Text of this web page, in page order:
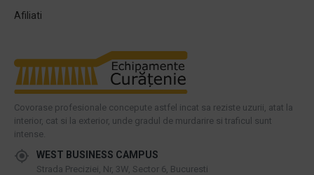
Afiliati
Covorase profesionale concepute astfel incat sa reziste uzurii, atat la
interior, cat si la exterior, unde gradul de murdarire si traficul sunt
intense.
WEST BUSINESS CAMPUS
Strada Preciziei, Nr, 3W, Sector 6, Bucuresti